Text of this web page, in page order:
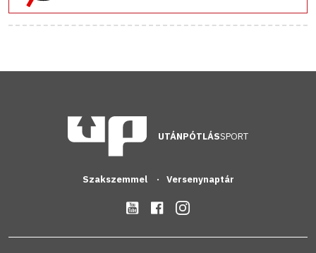
UTÁNPÓTLÁSSPORT
Szakszemmel Versenynaptár